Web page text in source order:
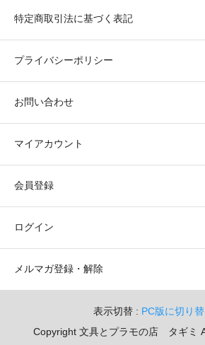
特定商取引法に基づく表記
プライバシーポリシー
お問い合わせ
マイアカウント
会員登録
ログイン
メルマガ登録・解除
表示切替 : PC版に切り
Copyright 文具とプラモの店 タギミ